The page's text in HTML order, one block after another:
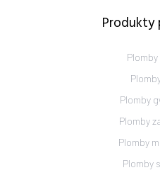
Produkty
Plomby
Plomby
Plomby
Plomby